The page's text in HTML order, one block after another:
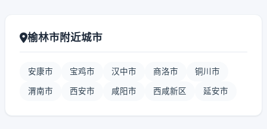
榆林市附近城市
安康市 宝鸡市 汉中市 商洛市 铜川市
渭南市 西安市 咸阳市 西咸新区 延安市